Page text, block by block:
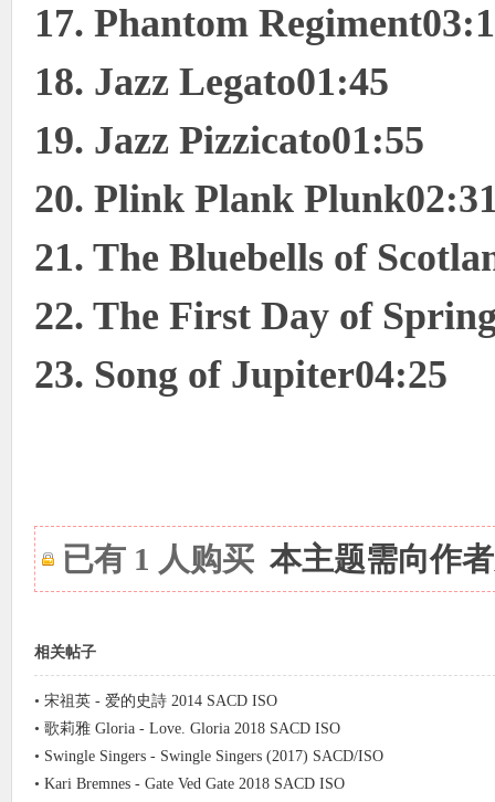
17. Phantom
18. Jazz Legato01:45
19. Jazz Pizzicato01:55
20. Plink Plank
21. The Bluebells of
22. The First Day of
23. Song of Jupiter04:25
已有 1 人购买 本主题需向作
相关帖子
• 宋祖英 - 爱的史詩 2014 SACD ISO
• 歌莉雅 Gloria - Love. Gloria 2018 SACD ISO
• Swingle Singers - Swingle Singers (2017) SACD/ISO
• Kari Bremnes - Gate Ved Gate 2018 SACD ISO